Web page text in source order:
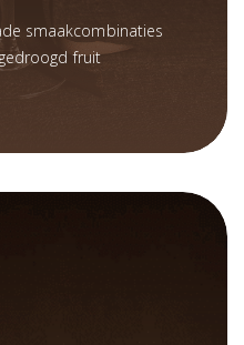
smaakcombinaties
fruit